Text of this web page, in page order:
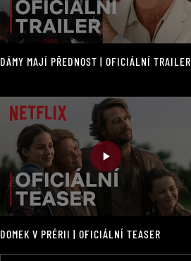
DÁMY MAJÍ PŘEDNOST | OFICIÁLNÍ TRAILER
DOMEK V PRÉRII | OFICIÁLNÍ TEASER